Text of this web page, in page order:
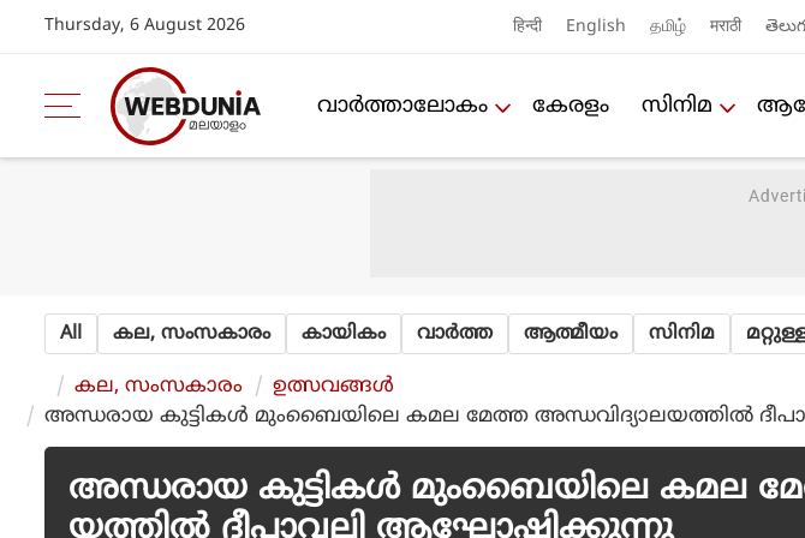
Thursday, 6 August 2026 हिन्दी English தமிழ் मराठी
വാര്‍ത്താലോകം കേരളം സിനിമ
All കല, സംസകാരം കായികം വാര്‍ത്ത ആത്മീയം സിനിമ
കല, സംസകാരം
ഉത്സവങ്ങള്‍
അന്ധരായ കുട്ടികള്‍ മുംബൈയിലെ കമല മേത്ത അന്ധവിദ്യാലയത്തില്‍
അന്ധരായ കുട്ടികള്‍ മുംബൈയിലെ കമല